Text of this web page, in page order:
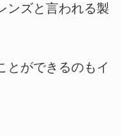
ンズと言われる製
とができるのもイ